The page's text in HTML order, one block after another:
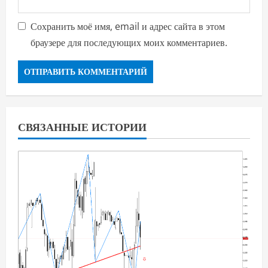
Сохранить моё имя, email и адрес сайта в этом
браузере для последующих моих комментариев.
СВЯЗАННЫЕ ИСТОРИИ